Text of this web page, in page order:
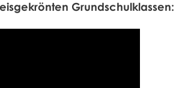
Grundschulklassen: